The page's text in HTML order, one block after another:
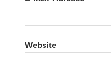
Website